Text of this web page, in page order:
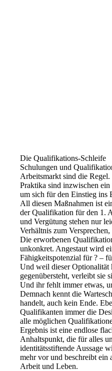
Die Qualifikations-Schleife
Schulungen und
Arbeitsmarkt sind die
Praktika sind inzwischen
um sich für den Einstieg ins
All diesen Maßnahmen ist
der Qualifikation für den 1.
und Vergütung stehen nur
Verhältnis zum
Die erworbenen
unkonkret. Angestaut wird
Fähigkeitspotenzial für ? –
Und weil dieser Optionalität
gegenübersteht, verleibt sie
Und ihr fehlt immer etwas,
Demnach kennt die
handelt, auch kein Ende.
Qualifikanten immer die
alle möglichen
Ergebnis ist eine endlose
Anhaltspunkt, die für alles
identitätsstiftende Aussage
mehr vor und beschreibt ein
Arbeit und Leben.